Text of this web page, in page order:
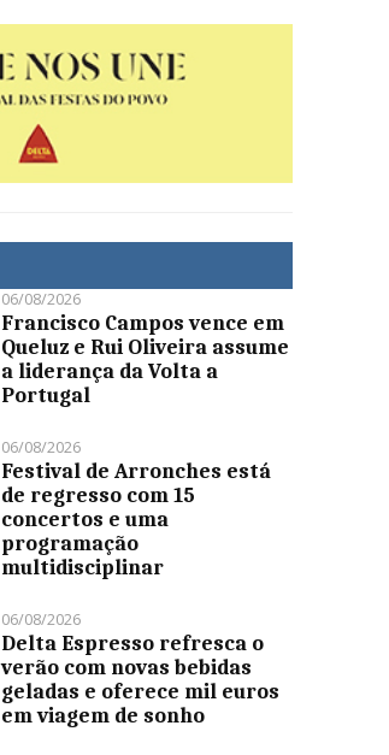
06/08/2026
Francisco Campos vence em
Queluz e Rui Oliveira assume
a liderança da Volta a
Portugal
06/08/2026
Festival de Arronches está
de regresso com 15
concertos e uma
programação
multidisciplinar
06/08/2026
Delta Espresso refresca o
verão com novas bebidas
geladas e oferece mil euros
em viagem de sonho